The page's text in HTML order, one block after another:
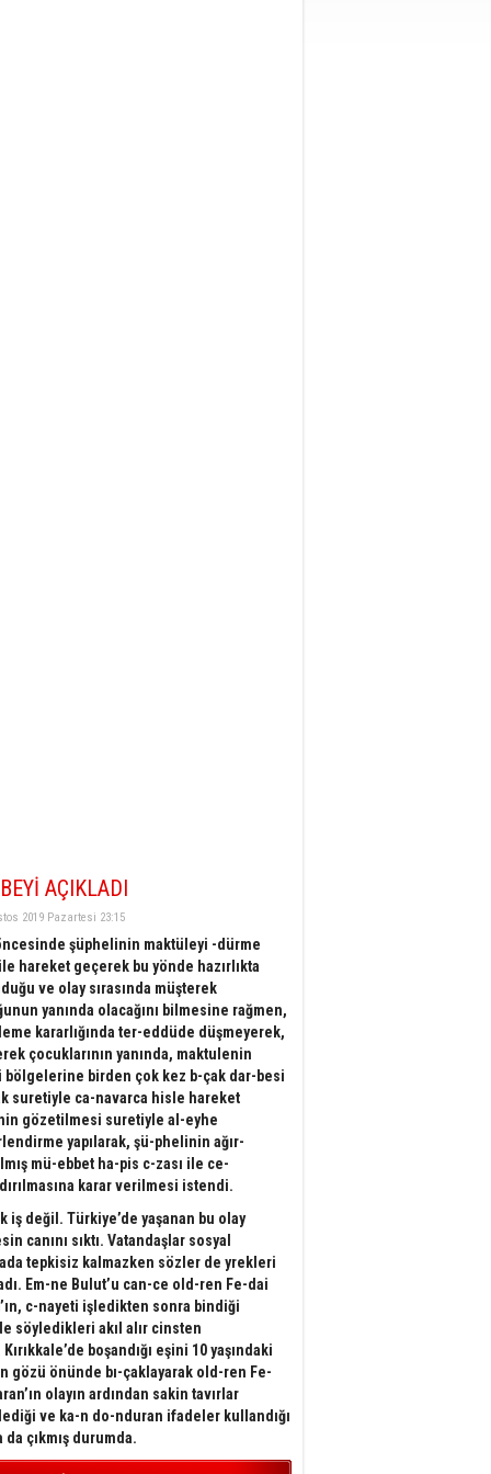
AÇIKLADI
2019 Pazartesi 23:15
şüphelinin maktüleyi -dürme
hareket geçerek bu yönde hazırlıkta
ve olay sırasında müşterek
yanında olacağını bilmesine rağmen,
kararlığında ter-eddüde düşmeyerek,
çocuklarının yanında, maktulenin
bölgelerine birden çok kez b-çak dar-besi
suretiyle ca-navarca hisle hareket
gözetilmesi suretiyle al-eyhe
yapılarak, şü-phelinin ağır-
mü-ebbet ha-pis c-zası ile ce-
karar verilmesi istendi.
iş değil. Türkiye’de yaşanan bu olay
canını sıktı. Vatandaşlar sosyal
tepkisiz kalmazken sözler de yrekleri
Em-ne Bulut’u can-ce oId-ren Fe-dai
c-nayeti işledikten sonra bindiği
söyledikleri akıl alır cinsten
boşandığı eşini 10 yaşındaki
gözü önünde bı-çaklayarak oId-ren Fe-
olayın ardından sakin tavırlar
ve ka-n do-nduran ifadeler kullandığı
da çıkmış durumda.